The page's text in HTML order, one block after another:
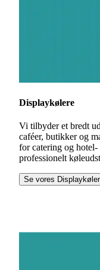
Displaykølere
Vi tilbyder et bredt
caféer, butikker og
for catering og hotel-
professionelt
Se vores